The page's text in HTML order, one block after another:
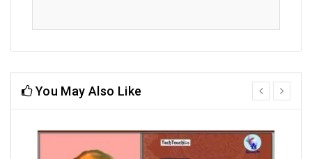
You May Also Like
prev